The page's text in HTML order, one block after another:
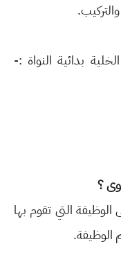
بدائية النواة :-
؟
الوظيفة التي تقوم بها
الوظيفة.